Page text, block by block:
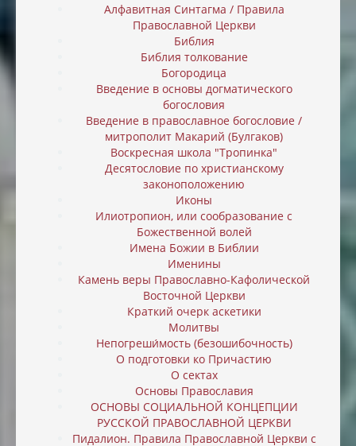
Алфавитная Синтагма / Правила
Православной Церкви
Библия
Библия толкование
Богородица
Введение в основы догматического
богословия
Введение в православное богословие /
митрополит Макарий (Булгаков)
Воскресная школа "Тропинка"
Десятословие по христианскому
законоположению
Иконы
Илиотропион, или cообразование с
Божественной волей
Имена Божии в Библии
Именины
Камень веры Православно-Кафолической
Восточной Церкви
Краткий очерк аскетики
Молитвы
Непогреши́мость (безошибочность)
О подготовки ко Причастию
О сектах
Основы Православия
ОСНОВЫ СОЦИАЛЬНОЙ КОНЦЕПЦИИ
РУССКОЙ ПРАВОСЛАВНОЙ ЦЕРКВИ
Пидалион. Правила Православной Церкви с